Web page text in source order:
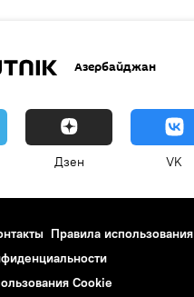
Азербайджан
Дзен VK
Правила использования
Cookie